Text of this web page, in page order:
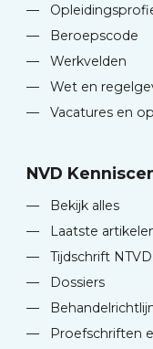
—
—
Beroepscode
—
Werkvelden
—
Wet en
—
Vacatures en
NVD
—
Bekijk alles
—
Laatste
—
Tijdschrift NTVD
—
Dossiers
—
—
Proefschriften